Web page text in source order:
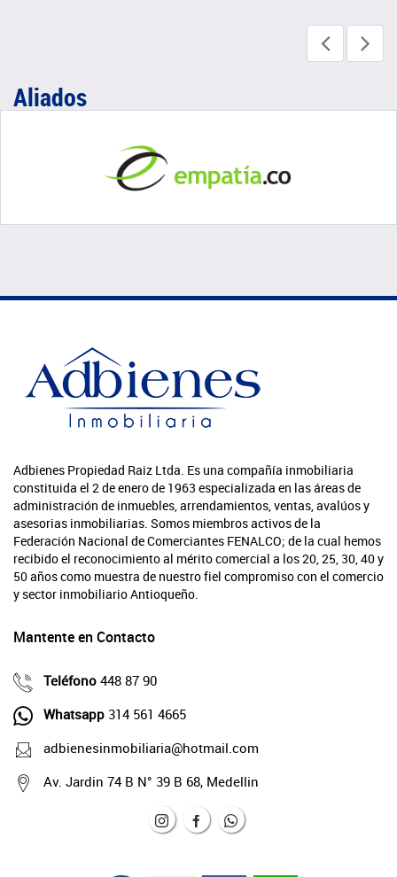
Aliados
Adbienes Propiedad Raiz Ltda. Es una compañía inmobiliaria
constituida el 2 de enero de 1963 especializada en las áreas de
administración de inmuebles, arrendamientos, ventas, avalúos y
asesorias inmobiliarias. Somos miembros activos de la
Federación Nacional de Comerciantes FENALCO; de la cual hemos
recibido el reconocimiento al mérito comercial a los 20, 25, 30, 40 y
50 años como muestra de nuestro fiel compromiso con el comercio
y sector inmobiliario Antioqueño.
Mantente en Contacto
Teléfono 448 87 90
Whatsapp 314 561 4665
adbienesinmobiliaria@hotmail.com
Av. Jardin 74 B N° 39 B 68, Medellin